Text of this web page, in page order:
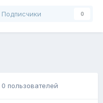
Подписчики 0
0 пользователей